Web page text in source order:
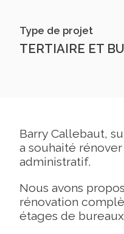
Type de projet
TERTIAIRE ET
Barry Callebaut,
a souhaité
administratif.
Nous avons
rénovation
étages de